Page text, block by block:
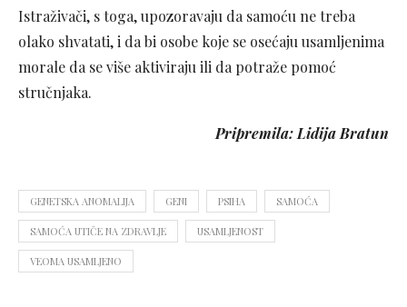
Istraživači, s toga, upozoravaju da samoću ne treba
olako shvatati, i da bi osobe koje se osećaju usamljenima
morale da se više aktiviraju ili da potraže pomoć
stručnjaka.
Pripremila: Lidija Bratun
GENETSKA ANOMALIJA GENI PSIHA SAMOĆA
SAMOĆA UTIČE NA ZDRAVLJE USAMLJENOST
VEOMA USAMLJENO